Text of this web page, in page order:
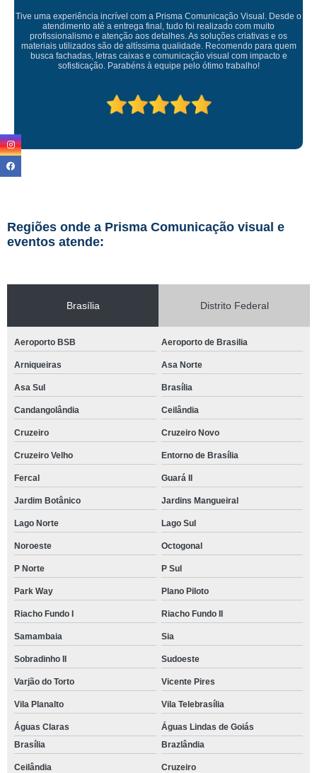
Desde o
e os
para quem
e
Empresa maravilhosa, entregue antes do prazo e a
ficou perfeita, indico de olhos fechados
Regiões onde a Prisma Comunicação visual e
eventos atende:
Brasília Distrito Federal
Aeroporto BSB Aeroporto de Brasilia
Arniqueiras Asa Norte
Asa Sul Brasília
Candangolândia Ceilândia
Cruzeiro Cruzeiro Novo
Cruzeiro Velho Entorno de Brasília
Fercal Guará II
Jardim Botânico Jardins Mangueiral
Lago Norte Lago Sul
Noroeste Octogonal
P Norte P Sul
Park Way Plano Piloto
Riacho Fundo I Riacho Fundo II
Samambaia Sia
Sobradinho II Sudoeste
Varjão do Torto Vicente Pires
Vila Planalto Vila Telebrasília
Águas Claras
Águas Lindas de Goiás
Brasília
Brazlândia
Ceilândia Cruzeiro